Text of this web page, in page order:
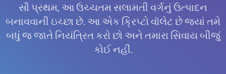
સૌ પ્રથમ, આ ઉચ્ચતમ સલામતી વર્ગનું ઉત્પાદન
બનાવવાની ઇચ્છા છે. આ એક ક્રિપ્ટો વૉલેટ છે જ્યાં તમે
બધું જ જાતે નિયંત્રિત કરો છો અને તમારા સિવાય બીજું
કોઈ નહીં.